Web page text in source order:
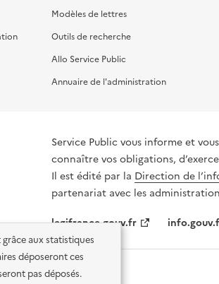
aux statistiques
déposeront ces
pas déposés.
Modèles de lettres
Outils de recherche
Allo Service Public
Annuaire de l'administration
Service Public vous informe et
connaître vos obligations,
Il est édité par la Direction de
partenariat avec les
legifrance.gouv.fr